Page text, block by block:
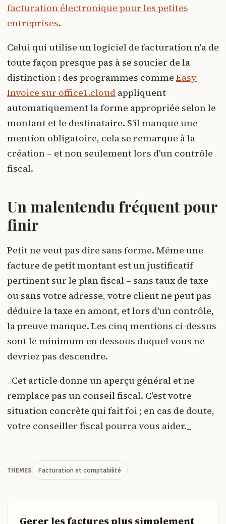
facturation électronique pour les petites
entreprises.
Celui qui utilise un logiciel de facturation n'a de
toute façon presque pas à se soucier de la
distinction : des programmes comme Easy
Invoice sur office1.cloud appliquent
automatiquement la forme appropriée selon le
montant et le destinataire. S'il manque une
mention obligatoire, cela se remarque à la
création – et non seulement lors d'un contrôle
fiscal.
Un malentendu fréquent pour
finir
Petit ne veut pas dire sans forme. Même une
facture de petit montant est un justificatif
pertinent sur le plan fiscal – sans taux de taxe
ou sans votre adresse, votre client ne peut pas
déduire la taxe en amont, et lors d'un contrôle,
la preuve manque. Les cinq mentions ci-dessus
sont le minimum en dessous duquel vous ne
devriez pas descendre.
_Cet article donne un aperçu général et ne
remplace pas un conseil fiscal. C'est votre
situation concrète qui fait foi ; en cas de doute,
votre conseiller fiscal pourra vous aider._
THEMES Facturation et comptabilité
Gerer les factures plus simplement